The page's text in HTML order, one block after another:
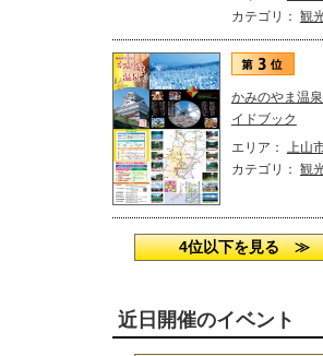
カテゴリ： 観
かみのやま温
イドブック
エリア： 上山
カテゴリ： 観
4位以下を見る ≫
近日開催のイベント